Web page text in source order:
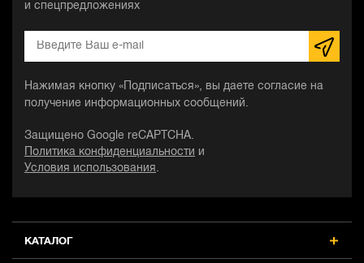
КАТАЛОГ
и спецпредложениях
Нажимая кнопку «Подписаться», вы даете согласие на
получение информационных сообщений.
Защищено Google reCAPTCHA.
Политика конфиденциальности
и
Условия использования .